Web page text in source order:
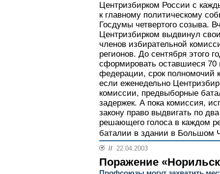
Центризбирком России с
к главному политическому
Госдумы четвертого созыва.
Центризбирком выдвинул
членов избирательной
регионов. До сентября этого
сформировать оставшиеся 70
федерации, срок полномочий
если еженедельно
комиссии, предвыборные
задержек. А пока комиссия,
закону право выдвигать по
решающего голоса в каждом
баталии в здании в Большом
// 22.04.2003
Поражение